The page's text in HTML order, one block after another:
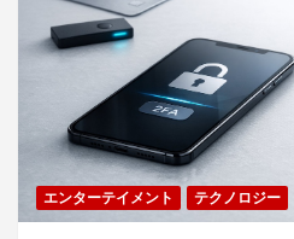
エンターテイメント テクノロジー